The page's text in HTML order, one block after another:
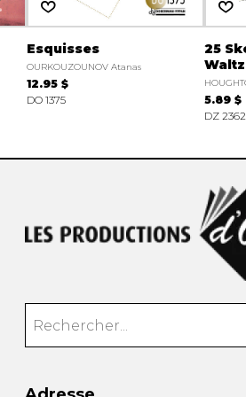
Esquisses
OURKOUZOUNOV Atanas
12.95 $
DO 1375
25
Waltz
5.89 $
DZ 2362